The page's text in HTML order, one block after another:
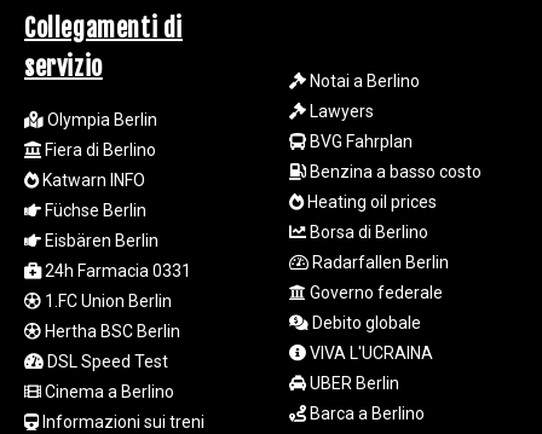
IMP 0.858801
INR 109.864533
IQD
1514.293863
IRR
1588593.057877
ISK 141.815325
JEP 0.858801
JMD 183.527469
JOD 0.819276
JPY 182.208653
KGS 101.048565
KHR
Collegamenti di
servizio
Olympia Berlin
Fiera di Berlino
Katwarn INFO
Füchse Berlin
Eisbären Berlin
24h Farmacia 0331
1.FC Union Berlin
Hertha BSC Berlin
DSL Speed Test
Cinema a Berlino
Informazioni sui treni
Notai a Berlino
Lawyers
BVG Fahrplan
Benzina a basso costo
Heating oil prices
Borsa di Berlino
Radarfallen Berlin
Governo federale
Debito globale
VIVA L'UCRAINA
UBER Berlin
Barca a Berlino